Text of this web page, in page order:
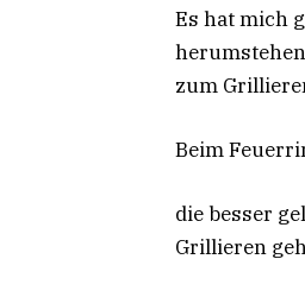
Es hat mich
zum
Beim
die besser
Grillieren